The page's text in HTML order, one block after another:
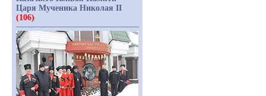
Царя Мученика Николая II
(106)